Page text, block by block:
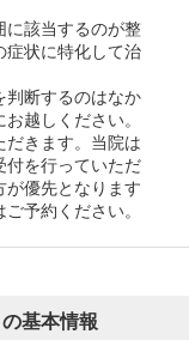
に該当するのが整
症状に特化して治
判断するのはなか
越しください。
だきます。当院は
付を行っていただ
が優先となります
予約ください。
の基本情報